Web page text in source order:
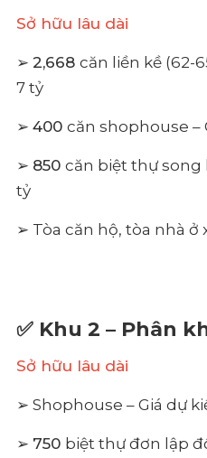
Sở hữu lâu dài
➢ 2,668 căn liền kề (62-
7 tỷ
➢ 400 căn shophouse –
➢ 850 căn biệt thự song
tỷ
➢ Tòa căn hộ, tòa nhà ở
✅ Khu 2 – Phân
Sở hữu lâu dài
➢ Shophouse – Giá dự
➢ 750 biệt thự đơn lập